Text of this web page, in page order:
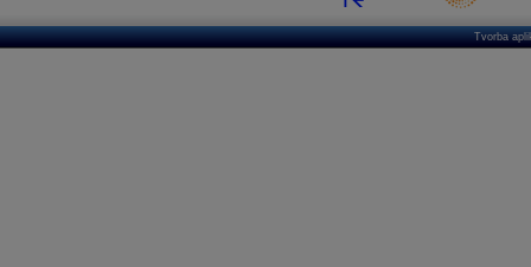
Databanka akcie - Svět
Tvorba